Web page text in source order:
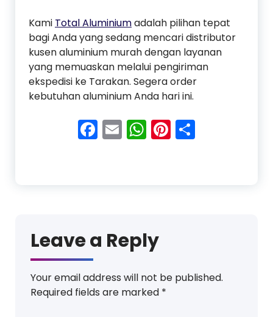
Kami Total Aluminiumadalah pilihan tepat
bagi Anda yang sedang mencari distributor
kusen aluminium murah dengan layanan
yang memuaskan melalui pengiriman
ekspedisi ke Tarakan. Segera order
kebutuhan aluminium Anda hari ini.
Facebook
EmailWhatsApp
Pinterest
Leave a Reply
Your email address will not be published.
Required fields are marked *